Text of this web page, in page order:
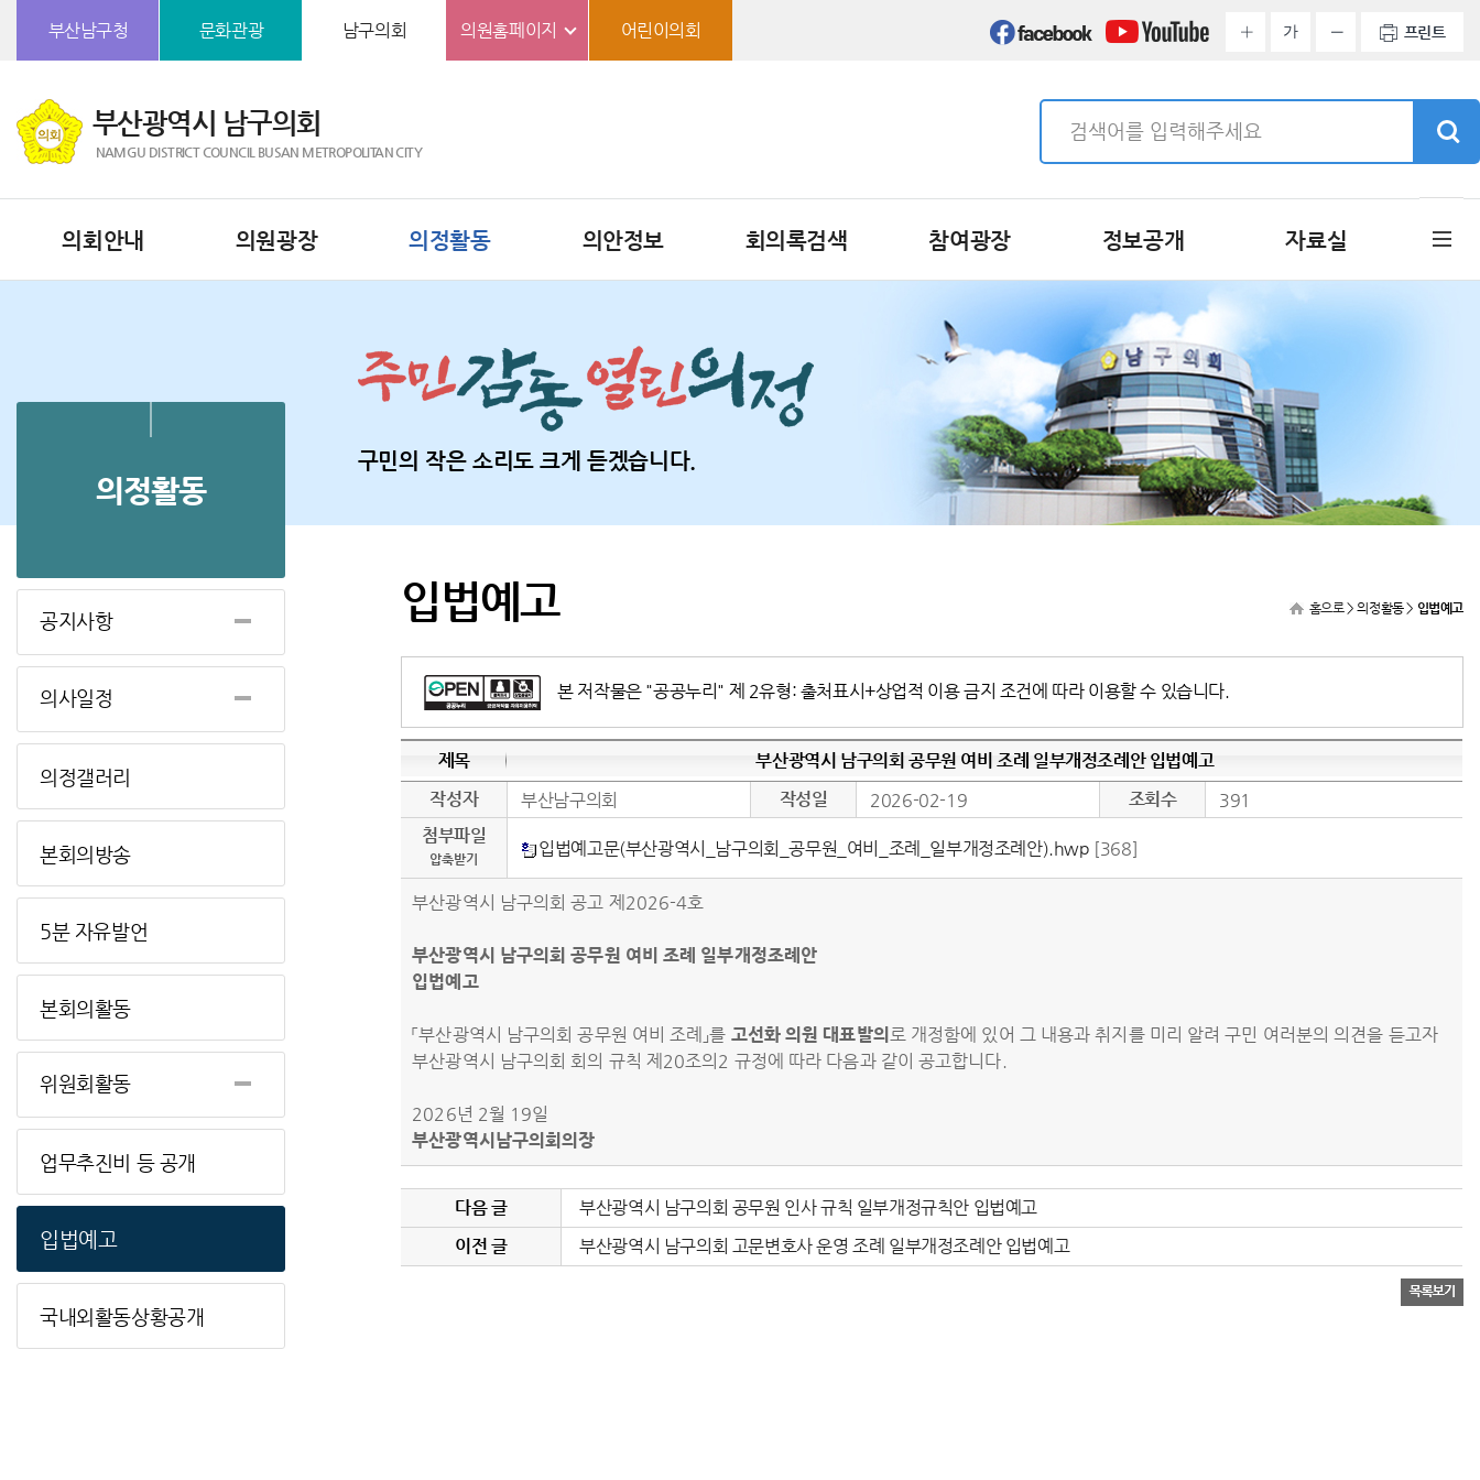
부산남구청
문화관광 남구의회 의원홈페이지 어린이의회 가 프린트
부산광역시 남구의회
NAMGU DISTRICT COUNCIL BUSAN METROPOLITAN CITY
의회안내 의원광장 의정활동 의안정보 회의록검색 참여광장 정보공개 자료실
구민의 작은 소리도 크게 듣겠습니다.
의정활동
공지사항
의사일정
의정갤러리
본회의방송
5분 자유발언
본회의활동
위원회활동
업무추진비 등 공개
입법예고
국내외활동상황공개
입법예고 홈으로> 의정활동 > 입법예고
본 저작물은 "공공누리" 제 2유형: 출처표시+상업적 이용 금지 조건에 따라 이용할 수 있습니다.
제목
부산광역시 남구의회 공무원 여비 조례 일부개정조례안 입법예고
작성자
부산남구의회 작성일 2026-02-19 조회수
391
첨부파일
압축받기 입법예고문(부산광역시_남구의회_공무원_여비_조례_일부개정조례안).hwp [368]
부산광역시 남구의회 공고 제2026-4호
부산광역시 남구의회 공무원 여비 조례 일부개정조례안
입법예고
「부산광역시 남구의회 공무원 여비 조례」를 고선화 의원 대표발의 로 개정함에 있어 그 내용과 취지를 미리 알려 구민 여러분의 의견을 듣고자
부산광역시 남구의회 회의 규칙 제20조의2 규정에 따라 다음과 같이 공고합니다.
2026년 2월 19일
부산광역시남구의회의장
다음 글
부산광역시 남구의회 공무원 인사 규칙 일부개정규칙안 입법예고
이전 글
부산광역시 남구의회 고문변호사 운영 조례 일부개정조례안 입법예고